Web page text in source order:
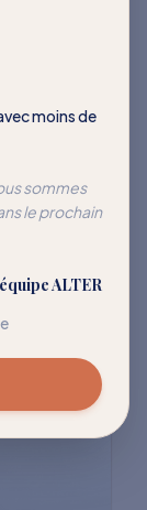
moins de
sommes
le prochain
ALTER
qui ont
cesser